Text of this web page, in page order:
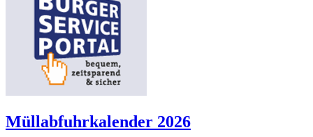
Müllabfuhrkalender 2026